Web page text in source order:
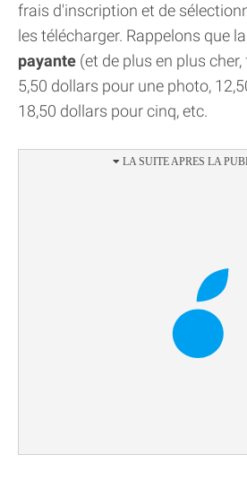
frais d'inscription et de
les télécharger. Rappelons que la
payante (et de plus en plus
5,50 dollars pour une photo,
18,50 dollars pour cinq, etc.